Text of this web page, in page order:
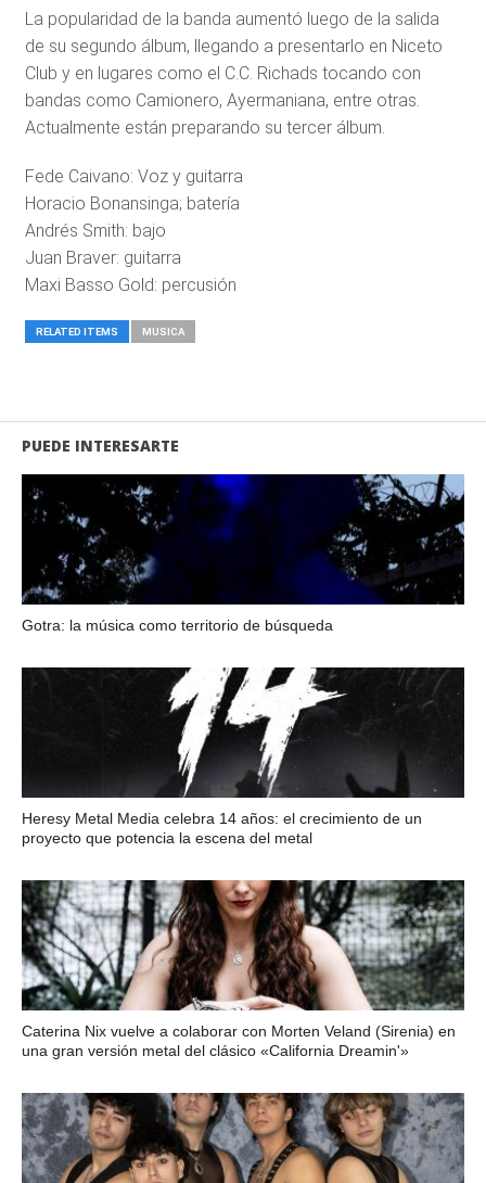
La popularidad de la banda aumentó luego de la salida
de su segundo álbum, llegando a presentarlo en Niceto
Club y en lugares como el C.C. Richads tocando con
bandas como Camionero, Ayermaniana, entre otras.
Actualmente están preparando su tercer álbum.
Fede Caivano: Voz y guitarra
Horacio Bonansinga; batería
Andrés Smith: bajo
Juan Braver: guitarra
Maxi Basso Gold: percusión
RELATED ITEMS MUSICA
PUEDE INTERESARTE
Gotra: la música como territorio de búsqueda
Heresy Metal Media celebra 14 años: el crecimiento de un
proyecto que potencia la escena del metal
Caterina Nix vuelve a colaborar con Morten Veland (Sirenia) en
una gran versión metal del clásico «California Dreamin'»